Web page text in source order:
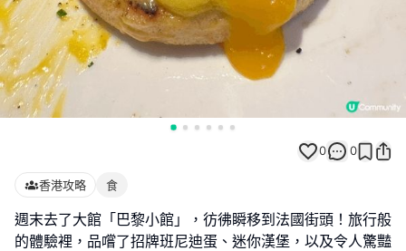
0 0
香港攻略 食
週末去了大館「巴黎小館」，彷彿瞬移到法國街頭！旅行般
的體驗裡，品嚐了招牌班尼迪蛋、迷你漢堡，以及令人驚豔